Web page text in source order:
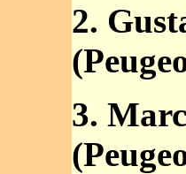
2.
3.